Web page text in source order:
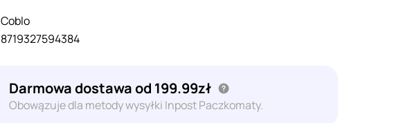
Coblo
8719327594384
Darmowa dostawa od 199.99zł
Obowązuje dla metody wysyłki Inpost Paczkomaty.